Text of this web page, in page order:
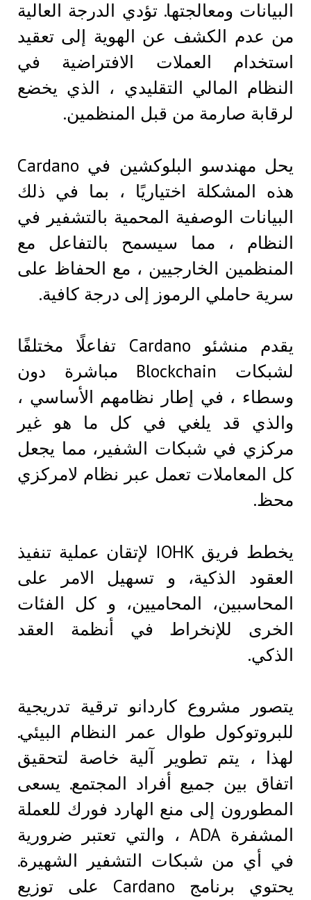
البيانات ومعالجتها. تؤدي الدرجة العالية
من عدم الكشف عن الهوية إلى تعقيد
استخدام العملات الافتراضية في
النظام المالي التقليدي ، الذي يخضع
لرقابة صارمة من قبل المنظمين.
يحل مهندسو البلوكشين في Cardano
هذه المشكلة اختياريًا ، بما في ذلك
البيانات الوصفية المحمية بالتشفير في
النظام ، مما سيسمح بالتفاعل مع
المنظمين الخارجيين ، مع الحفاظ على
سرية حاملي الرموز إلى درجة كافية.
يقدم منشئو Cardano تفاعلًا مختلفًا
لشبكات Blockchain مباشرة دون
وسطاء ، في إطار نظامهم الأساسي ،
والذي قد يلغي في كل ما هو غير
مركزي في شبكات الشفير، مما يجعل
كل المعاملات تعمل عبر نظام لامركزي
محظ.
يخطط فريق IOHK لإتقان عملية تنفيذ
العقود الذكية، و تسهيل الامر على
المحاسبين، المحاميين، و كل الفئات
الخرى للإنخراط في أنظمة العقد
الذكي.
يتصور مشروع كاردانو ترقية تدريجية
للبروتوكول طوال عمر النظام البيئي.
لهذا ، يتم تطوير آلية خاصة لتحقيق
اتفاق بين جميع أفراد المجتمع. يسعى
المطورون إلى منع الهارد فورك للعملة
المشفرة ADA ، والتي تعتبر ضرورية
في أي من شبكات التشفير الشهيرة.
يحتوي برنامج Cardano على توزيع